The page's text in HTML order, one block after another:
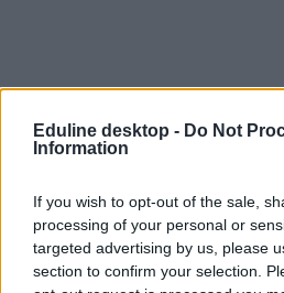
Eduline desktop - Do Not
Information
If you wish to opt-out of the sale,
processing of your personal or
targeted advertising by us, please
section to confirm your selection.